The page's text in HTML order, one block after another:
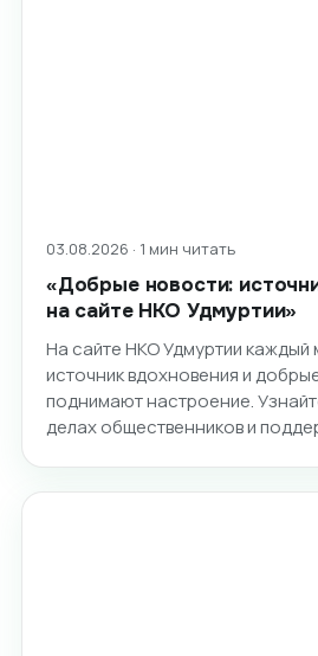
03.08.2026 · 1 мин читать
«Добрые новости:
на сайте НКО Удмуртии»
На сайте НКО Удмуртии каждый
источник вдохновения и
поднимают настроение.
делах общественников и